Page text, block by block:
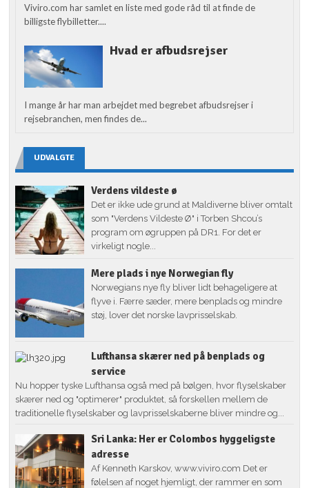
Viviro.com har samlet en liste med gode råd til at finde de
billigste flybilletter....
Hvad er afbudsrejser
I mange år har man arbejdet med begrebet afbudsrejser i
rejsebranchen, men findes de...
UDVALGTE
Verdens vildeste ø
Det er ikke ude grund at Maldiverne bliver omtalt
som "Verdens Vildeste Ø" i Torben Shcou’s
program om øgruppen på DR1. For det er
virkeligt nogle...
Mere plads i nye Norwegian fly
Norwegians nye fly bliver lidt behageligere at
flyve i. Færre sæder, mere benplads og mindre
støj, lover det norske lavprisselskab.
Lufthansa skærer ned på benplads og
service
Nu hopper tyske Lufthansa også med på bølgen, hvor flyselskaber
skærer ned og "optimerer" produktet, så forskellen mellem de
traditionelle flyselskaber og lavprisselskaberne bliver mindre og...
Sri Lanka: Her er Colombos hyggeligste
adresse
Af Kenneth Karskov, www.viviro.com Det er
følelsen af noget hjemligt, der rammer en som